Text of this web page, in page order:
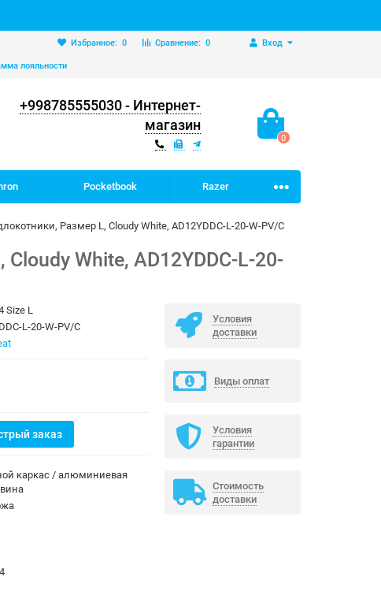
Вход
Сравнение: 0
Избранное: 0
лояльности
+998785555030 - Интернет-
магазин
0
Pocketbook Razer
Размер L, Cloudy White, AD12YDDC-L-20-W-PV/C
White, AD12YDDC-L-20-
Size L
L-20-W-PV/C
заказ
каркас / алюминиевая
Условия
доставки
Виды оплат
Условия
гарантии
Стоимость
доставки